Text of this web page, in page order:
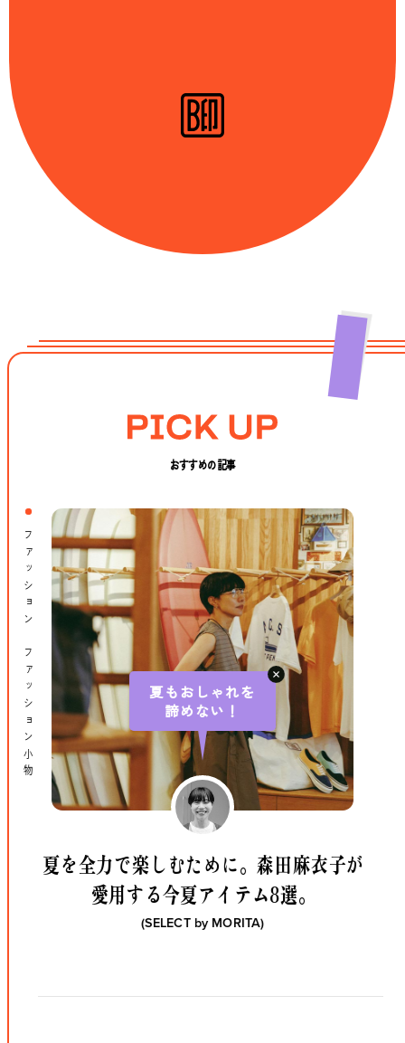
おすすめの記事
ハズさない一足。
今や“街の定番”に。〈Salomon〉の
『XT-6』が、いま履くべき一足である
理由。
ファッション